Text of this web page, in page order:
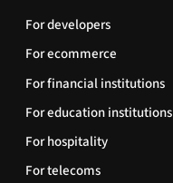
For developers
For ecommerce
For financial institutions
For education institutions
For hospitality
For telecoms